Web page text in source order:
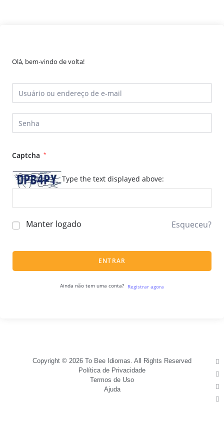
Olá, bem-vindo de volta!
Captcha *
Type the text displayed above:
Manter logado Esqueceu?
ENTRAR
Ainda não tem uma conta? Registrar agora
Copyright © 2026 To Bee Idiomas. All Rights Reserved
Política de Privacidade
Termos de Uso
Ajuda